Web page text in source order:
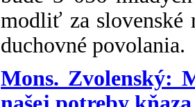
modliť za slovenské
duchovné povolania.
Mons. Zvolenský: